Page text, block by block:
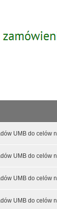
UMB do celów
UMB do celów
UMB do celów
UMB do celów